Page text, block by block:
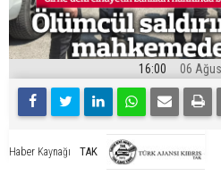
16:00 06
Haber Kaynağı TAK